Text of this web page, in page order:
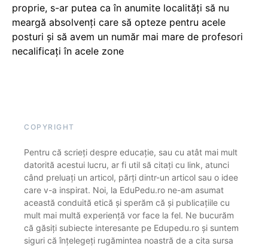
proprie, s-ar putea ca în anumite localități să nu
meargă absolvenți care să opteze pentru acele
posturi și să avem un număr mai mare de profesori
necalificați în acele zone
COPYRIGHT
Pentru că scrieți despre educație, sau cu atât mai mult
datorită acestui lucru, ar fi util să citați cu link, atunci
când preluați un articol, părți dintr-un articol sau o idee
care v-a inspirat. Noi, la EduPedu.ro ne-am asumat
această conduită etică și sperăm că și publicațiile cu
mult mai multă experiență vor face la fel. Ne bucurăm
că găsiți subiecte interesante pe Edupedu.ro și suntem
siguri că înțelegeți rugămintea noastră de a cita sursa